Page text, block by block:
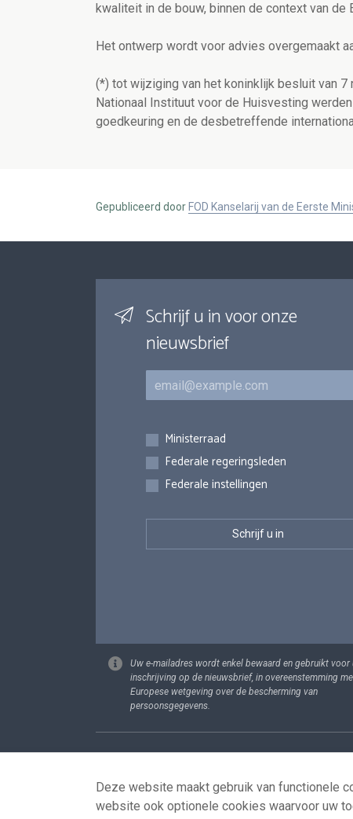
kwaliteit in de bouw, binnen de context van de
Het ontwerp wordt voor advies overgemaakt
(*) tot wijziging van het koninklijk besluit van
Nationaal Instituut voor de Huisvesting
goedkeuring en de desbetreffende
Gepubliceerd door FOD Kanselarij van de Eerste
Schrijf u in voor onze
nieuwsbrief
E-mail
Inschrijvingen
Ministerraad
Federale regeringsleden
Federale instellingen
Uw e-mailadres wordt enkel bewaard en gebruikt voor
inschrijving op de nieuwsbrief, in overeenstemming
Europese wetgeving over de bescherming van
persoonsgegevens.
Footer
Deze website maakt gebruik van functionele
website ook optionele cookies waarvoor uw